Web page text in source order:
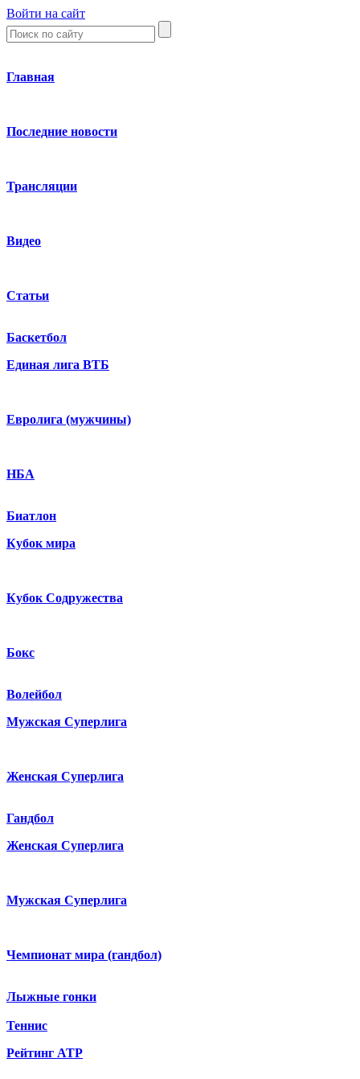
Войти на сайт
Главная
Последние новости
Трансляции
Видео
Статьи
Баскетбол
Единая лига ВТБ
Евролига (мужчины)
НБА
Биатлон
Кубок мира
Кубок Содружества
Бокс
Волейбол
Мужская Суперлига
Женская Суперлига
Гандбол
Женская Суперлига
Мужская Суперлига
Чемпионат мира (гандбол)
Лыжные гонки
Теннис
Рейтинг ATP